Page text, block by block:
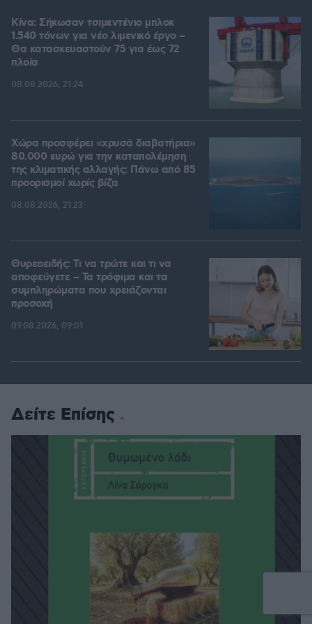
Κίνα: Σήκωσαν τσιμεντένιο μπλοκ
1.540 τόνων για νέο λιμενικό έργο –
Θα κατασκευαστούν 75 για έως 72
πλοία
08.08.2026, 21:24
Χώρα προσφέρει «χρυσά διαβατήρια»
80.000 ευρώ για την καταπολέμηση
της κλιματικής αλλαγής: Πάνω από 85
προορισμοί χωρίς βίζα
08.08.2026, 21:23
Θυρεοειδής: Τι να τρώτε και τι να
αποφεύγετε – Τα τρόφιμα και τα
συμπληρώματα που χρειάζονται
προσοχή
09.08.2026, 09:01
Δείτε Επίσης